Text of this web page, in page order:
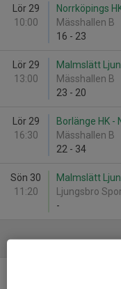
Lör 29
10:00
Norrköpings
Mässhallen B
16 - 23
Lör 29
13:00
Malmslätt
Mässhallen B
23 - 20
Lör 29
16:30
Borlänge HK -
Mässhallen B
22 - 34
Sön 30
11:20
Malmslätt
Ljungsbro
-
Norrköpings